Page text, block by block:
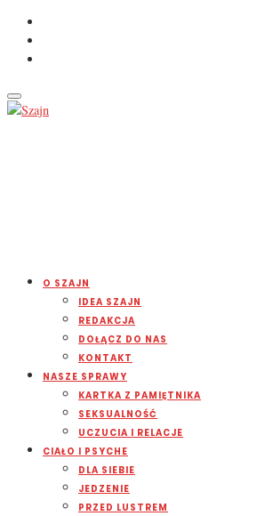
O SZAJN
IDEA SZAJN
REDAKCJA
DOŁĄCZ DO NAS
KONTAKT
NASZE SPRAWY
KARTKA Z PAMIĘTNIKA
SEKSUALNOŚĆ
UCZUCIA I RELACJE
CIAŁO I PSYCHE
DLA SIEBIE
JEDZENIE
PRZED LUSTREM